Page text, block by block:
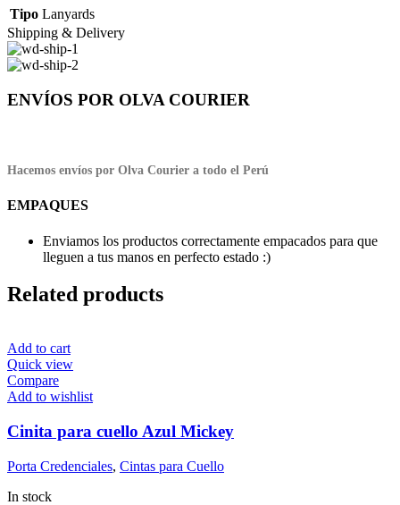
Tipo Lanyards
Shipping & Delivery
ENVÍOS POR OLVA COURIER
Hacemos envíos por Olva Courier a todo el Perú
EMPAQUES
Enviamos los productos correctamente empacados para que
lleguen a tus manos en perfecto estado :)
Related products
Add to cart
Quick view
Compare
Add to wishlist
Cinita para cuello Azul Mickey
Porta Credenciales, Cintas para Cuello
In stock